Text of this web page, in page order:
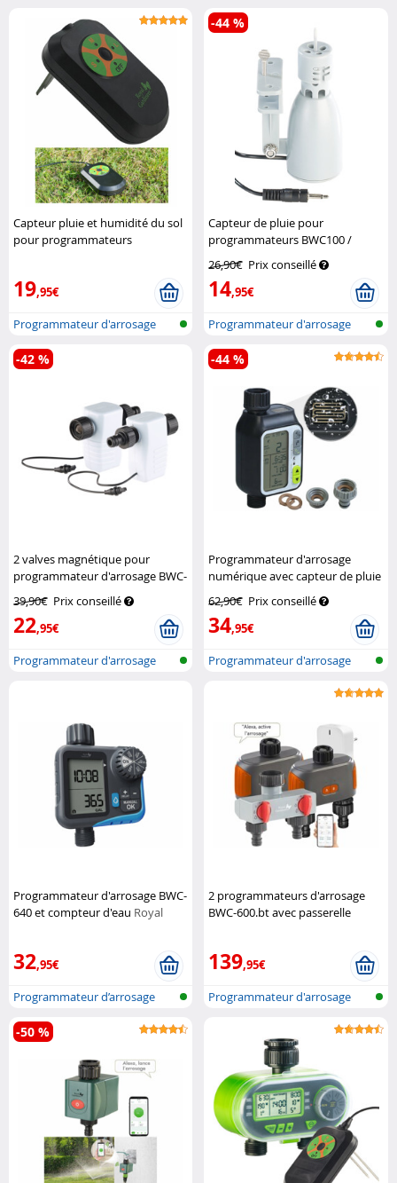
avec conne...
Capteur pluie et humidité du sol
pour programmateurs
19,95€
Programmateur d'arrosage
avec conne...
Capteur de pluie pour
programmateurs BWC100 /
BWC200 / BWC400Royal
Gardineer
26,90€ Prix conseillé
14,95€
-44 %
Programmateur d'arrosage
avec conne...
2 valves magnétique pour
programmateur d'arrosage BWC-
Royal Gardineer
39,90€ Prix conseillé
22,95€
-42 %
Programmateur d'arrosage
Programmateur d'arrosage
numérique avec capteur de pluie
62,90€ Prix conseillé
34,95€
-44 %
Programmateur d'arrosage
Programmateur d'arrosage BWC-
640 et compteur d'eau Royal
32,95€
Programmateur d’arrosage
avec compt...
2 programmateurs d'arrosage
BWC-600.bt avec passerelle
139,95€
Programmateur d'arrosage
-50 %